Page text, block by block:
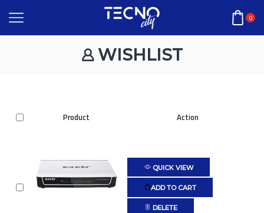
0
WISHLIST
Product Action
QUICK VIEW
ADD TO CART
DELETE